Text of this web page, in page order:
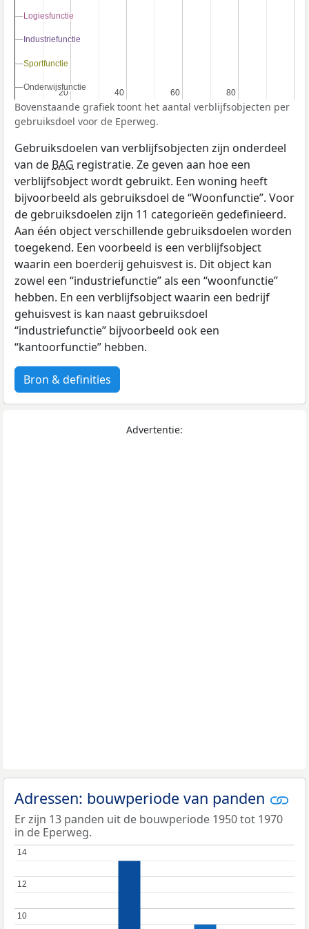
20
20 40
40 60
60 80
80
Logiesfunctie
Logiesfunctie
Industriefunctie
Industriefunctie
Sportfunctie
Sportfunctie
Onderwijsfunctie
Onderwijsfunctie
Bovenstaande grafiek toont het aantal verblijfsobjecten per
gebruiksdoel voor de Eperweg.
Gebruiksdoelen van verblijfsobjecten zijn onderdeel
van de BAG registratie. Ze geven aan hoe een
verblijfsobject wordt gebruikt. Een woning heeft
bijvoorbeeld als gebruiksdoel de “Woonfunctie”. Voor
de gebruiksdoelen zijn 11 categorieën gedefinieerd.
Aan één object verschillende gebruiksdoelen worden
toegekend. Een voorbeeld is een verblijfsobject
waarin een boerderij gehuisvest is. Dit object kan
zowel een “industriefunctie” als een “woonfunctie”
hebben. En een verblijfsobject waarin een bedrijf
gehuisvest is kan naast gebruiksdoel
“industriefunctie” bijvoorbeeld ook een
“kantoorfunctie” hebben.
Bron & definities
Advertentie:
Adressen: bouwperiode van panden
Er zijn 13 panden uit de bouwperiode 1950 tot 1970
in de Eperweg.
10
10
12
12
14
14